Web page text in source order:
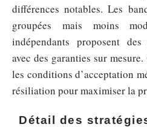
différences notables. Les
groupées mais moins
indépendants proposent
avec des garanties sur mesure.
les conditions d’acceptation
résiliation pour maximiser la
Détail des